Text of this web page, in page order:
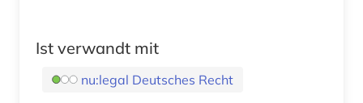
Ist verwandt mit
nu:legal Deutsches Recht